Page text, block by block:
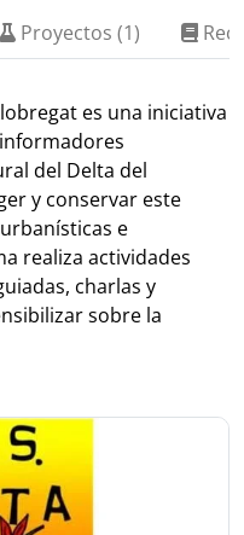
Proyectos (1)
es una iniciativa
del Delta del
y conservar este
e
realiza actividades
charlas y
sobre la